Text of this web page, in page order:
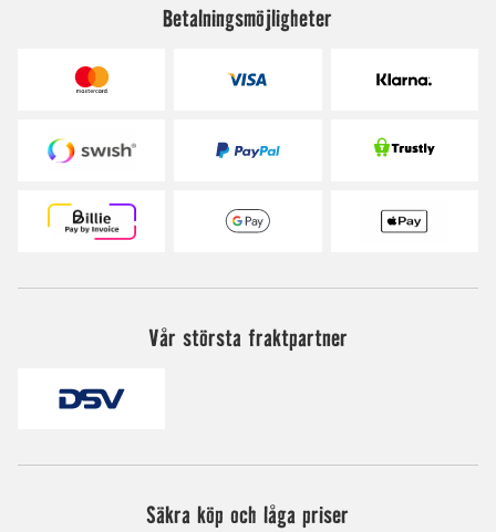
Betalningsmöjligheter
Vår största fraktpartner
Säkra köp och låga priser